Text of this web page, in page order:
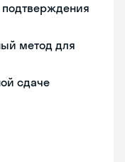
подтверждения
метод для
сдаче